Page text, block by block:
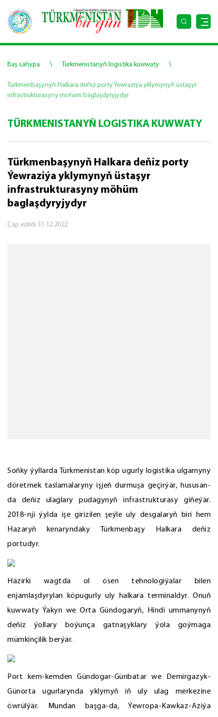
Baş sahypa \ Türkmenistanyň logistika kuwwaty \
Türkmenbaşynyň Halkara deňiz porty Ýewraziýa yklymynyň üstaşyr
infrastrukturasyny möhüm baglaşdyryjydyr
TÜRKMENISTANYŇ LOGISTIKA KUWWATY
Türkmenbaşynyň Halkara deňiz porty
Ýewraziýa yklymynyň üstaşyr
infrastrukturasyny möhüm
baglaşdyryjydyr
Çap edildi 31.12.2022
Soňky ýyllarda Türkmenistan köp ugurly logistika ulgamyny
döretmek taslamalaryny işjeň durmuşa geçirýär, hususan-
da deňiz ulaglary pudagynyň infrastrukturasy giňeýär.
2018-nji ýylda işe girizilen şeýle uly desgalaryň biri hem
Hazaryň kenaryndaky Türkmenbaşy Halkara deňiz
portudyr.
Häzirki wagtda ol ösen tehnologiýalar bilen
enjamlaşdyrylan köpugurly uly halkara terminaldyr. Onuň
kuwwaty Ýakyn we Orta Gündogaryň, Hindi ummanynyň
deňiz ýollary boýunça gatnaşyklary ýola goýmaga
mümkinçilik berýär.
Port kem-kemden Gündogar-Günbatar we Demirgazyk-
Günorta ugurlarynda yklymyň iň uly ulag merkezine
öwrülýär. Mundan başga-da, Ýewropa-Kawkaz-Aziýa